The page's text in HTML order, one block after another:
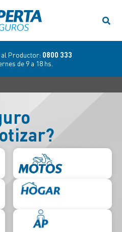
al Productor: 0800 333
de 9 a 18 hs.